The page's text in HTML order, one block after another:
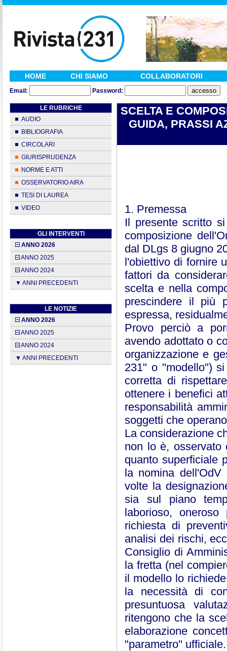
HOME CHI SIAMO COLLABORATORI
Email: Password:
LE RUBRICHE
AUDIO
BIBLIOGRAFIA
CIRCOLARI
GIURISPRUDENZA
NORME E ATTI
OSSERVATORIO AIRA
TESI DI LAUREA
VIDEO
GLI INTERVENTI
ANNO 2026
ANNO 2025
ANNO 2024
▼ ANNI PRECEDENTI
LE NOTIZIE
ANNO 2026
ANNO 2025
ANNO 2024
▼ ANNI PRECEDENTI
SCELTA E
GUIDA, PRASSI
1. Premessa
Il presente scritto
composizione
dal DLgs 8 giugno
l'obiettivo di fornire
fattori da
scelta e nella
prescindere il più
espressa,
Provo perciò a
avendo adottato o
organizzazione e
231" o "modello")
corretta di
ottenere i benefici
responsabilità
soggetti che
La considerazione
non lo è, osservato
quanto superficiale
la nomina
volte la
sia sul piano
laborioso,
richiesta di
analisi dei rischi,
Consiglio di
la fretta (nel
il modello lo
la necessità di
presuntuosa
ritengono che la
elaborazione
"parametro" ufficiale.